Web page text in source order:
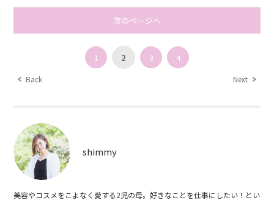
次のページへ
Back
1 2 3 4
Next
shimmy
美容やコスメをこよなく愛する2児の母。好きなことを仕事にしたい！とい